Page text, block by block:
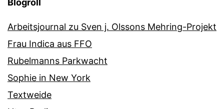
Arbeitsjournal zu Sven j. Olssons Mehring-Projekt
Frau Indica aus FFO
Rubelmanns Parkwacht
Sophie in New York
Textweide